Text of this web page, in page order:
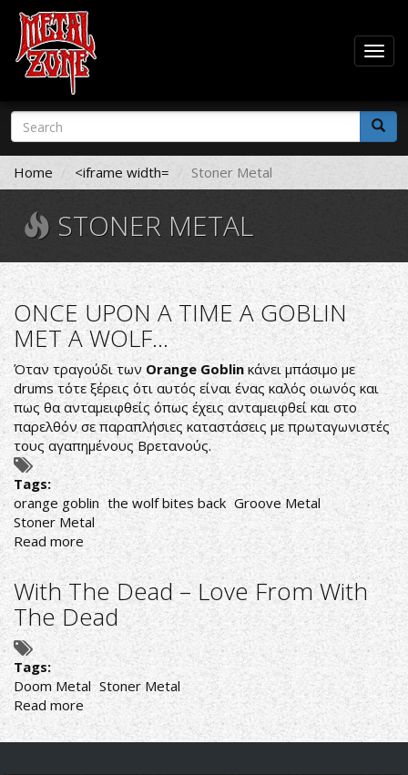
Skip
main
content
Search
form
Search
Home <iframe width= Stoner Metal
STONER METAL
ONCE UPON A TIME A GOBLIN
MET A WOLF...
Όταν τραγούδι των Orange Goblinκάνει μπάσιμο με
drums τότε ξέρεις ότι αυτός είναι ένας καλός οιωνός και
πως θα ανταμειφθείς όπως έχεις ανταμειφθεί και στο
παρελθόν σε παραπλήσιες καταστάσεις με πρωταγωνιστές
τους αγαπημένους Βρετανούς.
Tags:
orange goblin the wolf bites back Groove Metal
Stoner Metal
Read more about
ONCE
UPON
A
TIME
A
GOBLIN
MET
A
WOLF...
With The Dead – Love From With
The Dead
Tags:
Doom Metal Stoner Metal
Read more about
With
The